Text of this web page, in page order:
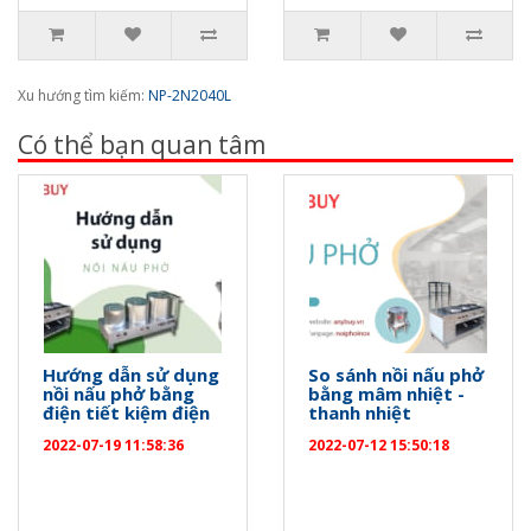
Xu hướng tìm kiếm: NP-2N2040L
Có thể bạn quan tâm
Hướng dẫn sử dụng
nồi nấu phở bằng
điện tiết kiệm điện
2022-07-19 11:58:36
So sánh nồi nấu phở
bằng mâm nhiệt -
thanh nhiệt
2022-07-12 15:50:18